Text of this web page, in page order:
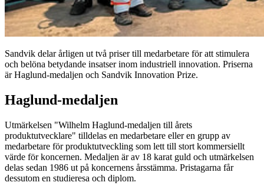
Sandvik delar årligen ut två priser till medarbetare för att stimulera
och belöna betydande insatser inom industriell innovation. Priserna
är Haglund-medaljen och Sandvik Innovation Prize.
Haglund-medaljen
Utmärkelsen "Wilhelm Haglund-medaljen till årets
produktutvecklare" tilldelas en medarbetare eller en grupp av
medarbetare för produktutveckling som lett till stort kommersiellt
värde för koncernen. Medaljen är av 18 karat guld och utmärkelsen
delas sedan 1986 ut på koncernens årsstämma. Pristagarna får
dessutom en studieresa och diplom.